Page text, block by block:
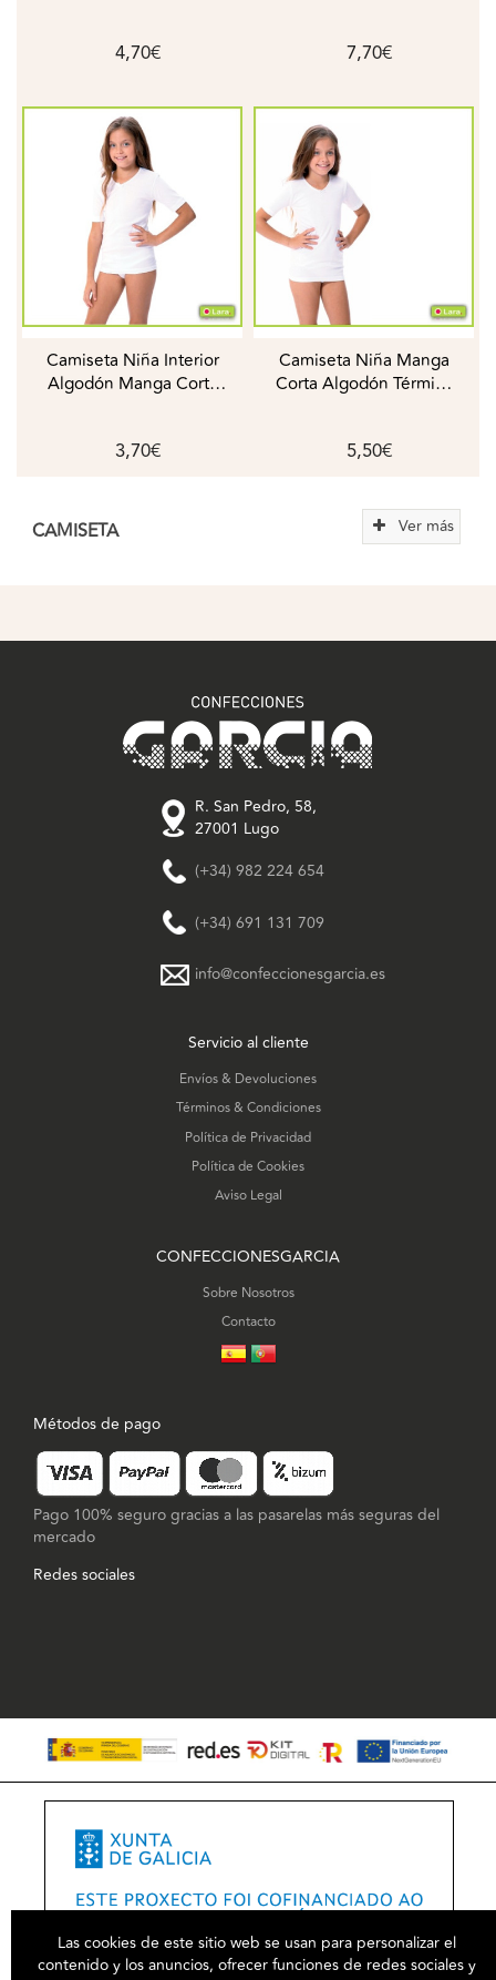
Ver más
CAMISETA
4,70€ 7,70€
Camiseta Niña Interior
Algodón Manga Corta
3,70€
Camiseta Niña Manga
Corta Algodón Térmico
5,50€
Las cookies de este sitio web se usan para personalizar el
contenido y los anuncios, ofrecer funciones de redes sociales y
R. San Pedro, 58,
27001 Lugo
(+34) 982 224 654
(+34) 691 131 709
info@confeccionesgarcia.es
Servicio al cliente
Envíos & Devoluciones
Términos & Condiciones
Política de Privacidad
Política de Cookies
Aviso Legal
CONFECCIONESGARCIA
Sobre Nosotros
Contacto
Métodos de pago
Pago 100% seguro gracias a las pasarelas más seguras del
mercado
Redes sociales